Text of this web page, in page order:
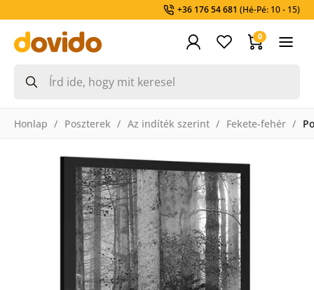
+36 176 54 681 (Hé-Pé: 10 - 15)
0
Honlap Poszterek Az indíték szerint Fekete-fehér